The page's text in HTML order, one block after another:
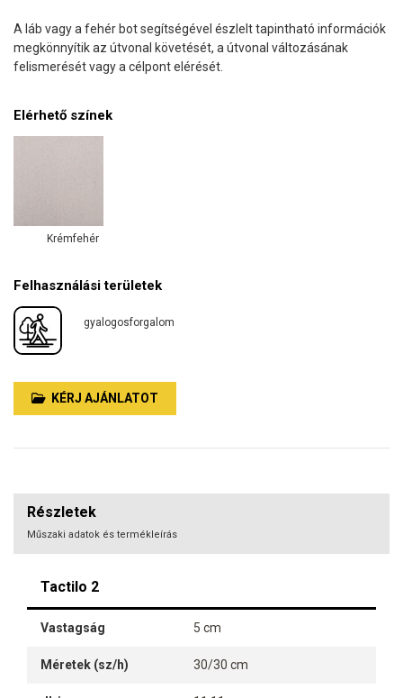
A láb vagy a fehér bot segítségével észlelt tapintható információk
megkönnyítik az útvonal követését, a útvonal változásának
felismerését vagy a célpont elérését.
Elérhető színek
Krémfehér
Felhasználási területek
gyalogosforgalom
KÉRJ AJÁNLATOT
Részletek
Műszaki adatok és termékleírás
Tactilo 2
Vastagság 5 cm
Méretek (sz/h) 30/30 cm